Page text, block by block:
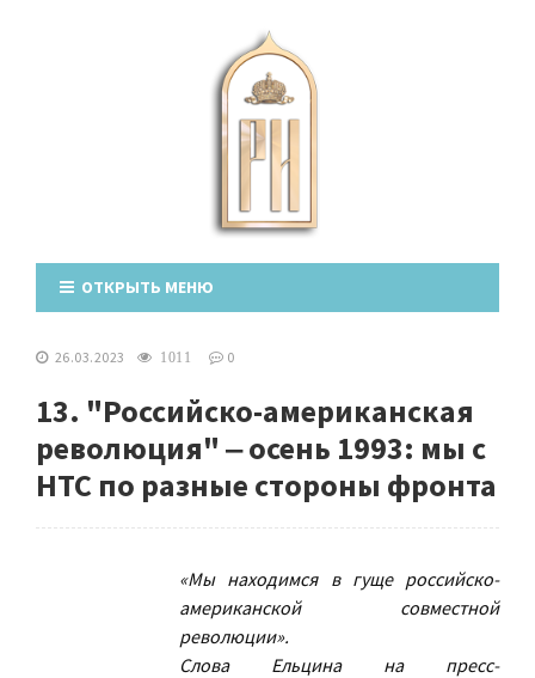
ОТКРЫТЬ МЕНЮ
26.03.2023 1011 0
13. "Российско-американская
революция" ‒ осень 1993: мы с
НТС по разные стороны фронта
«Мы находимся в гуще российско-
американской совместной
революции».
Слова Ельцина на пресс-